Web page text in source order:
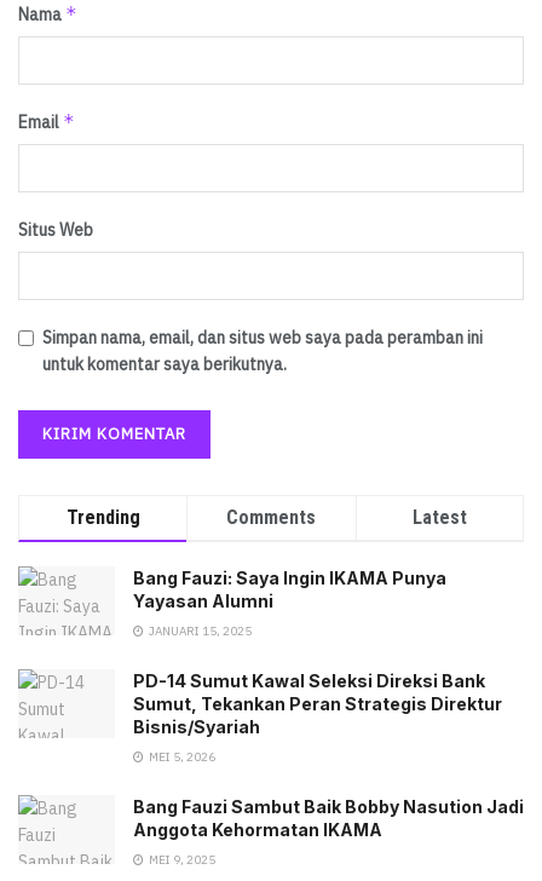
Nama *
Email *
Situs Web
Simpan nama, email, dan situs web saya pada peramban ini
untuk komentar saya berikutnya.
Trending Comments Latest
Bang Fauzi: Saya Ingin IKAMA Punya
Yayasan Alumni
JANUARI 15, 2025
PD-14 Sumut Kawal Seleksi Direksi Bank
Sumut, Tekankan Peran Strategis Direktur
Bisnis/Syariah
MEI 5, 2026
Bang Fauzi Sambut Baik Bobby Nasution Jadi
Anggota Kehormatan IKAMA
MEI 9, 2025